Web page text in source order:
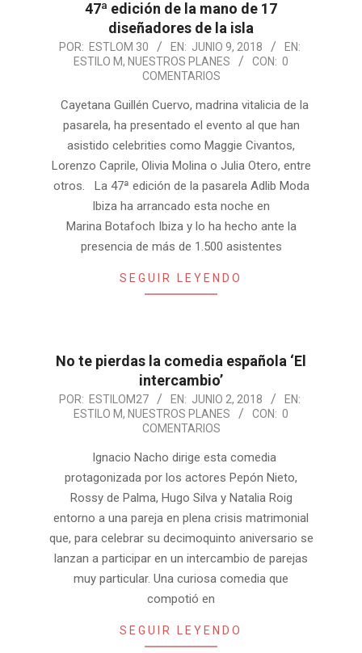
47ª edición de la mano de 17
diseñadores de la isla
2018-
POR: ESTLOM 30 EN: JUNIO 9, 2018
EN:
ESTILO M, NUESTROS PLANES CON: 0
COMENTARIOS
Cayetana Guillén Cuervo, madrina vitalicia de la
pasarela, ha presentado el evento al que han
asistido celebrities como Maggie Civantos,
Lorenzo Caprile, Olivia Molina o Julia Otero, entre
otros. La 47ª edición de la pasarela Adlib Moda
Ibiza ha arrancado esta noche en
Marina Botafoch Ibiza y lo ha hecho ante la
presencia de más de 1.500 asistentes
SEGUIR LEYENDO
No te pierdas la comedia española ‘El
intercambio’
2018-
POR: ESTILOM27 EN: JUNIO 2, 2018
EN:
ESTILO M, NUESTROS PLANES CON: 0
COMENTARIOS
Ignacio Nacho dirige esta comedia
protagonizada por los actores Pepón Nieto,
Rossy de Palma, Hugo Silva y Natalia Roig
entorno a una pareja en plena crisis matrimonial
que, para celebrar su decimoquinto aniversario se
lanzan a participar en un intercambio de parejas
muy particular. Una curiosa comedia que
compotió en
SEGUIR LEYENDO